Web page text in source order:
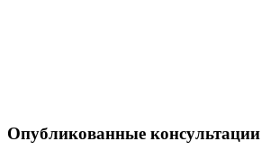
Опубликованные консультации